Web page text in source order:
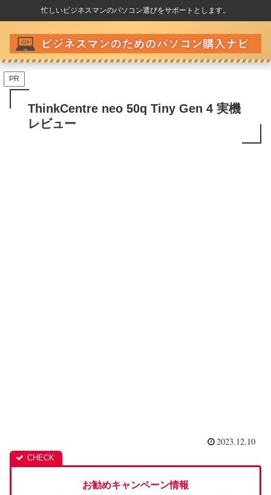
忙しいビジネスマンのパソコン選びをサポートとします。
PR
ThinkCentre neo 50q Tiny Gen 4 実機
レビュー
2023.12.10
お勧めキャンペーン情報